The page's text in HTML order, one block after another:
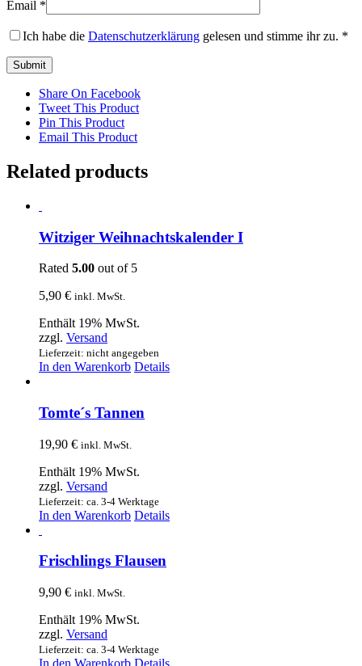
Email *
Ich habe die Datenschutzerklärung gelesen und stimme ihr zu. *
Share On Facebook
Tweet This Product
Pin This Product
Email This Product
Related products
Witziger Weihnachtskalender I
Rated 5.00 out of 5
5,90 € inkl. MwSt.
Enthält 19% MwSt.
zzgl. Versand
Lieferzeit: nicht angegeben
In den Warenkorb Details
Tomte´s Tannen
19,90 € inkl. MwSt.
Enthält 19% MwSt.
zzgl. Versand
Lieferzeit: ca. 3-4 Werktage
In den Warenkorb Details
Frischlings Flausen
9,90 € inkl. MwSt.
Enthält 19% MwSt.
zzgl. Versand
Lieferzeit: ca. 3-4 Werktage